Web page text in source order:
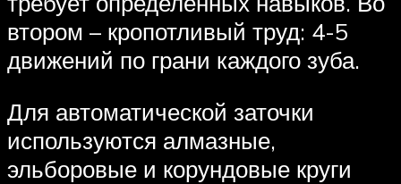
втором – кропотливый труд: 4-5
движений по грани каждого зуба.
Для автоматической заточки
используются алмазные,
эльборовые и корундовые круги